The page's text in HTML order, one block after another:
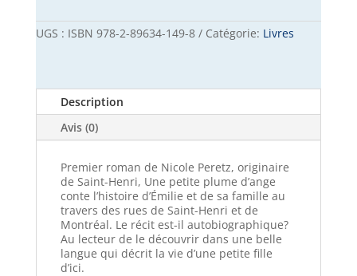
d’ange
UGS : ISBN 978-2-89634-149-8 Catégorie: Livres
Description
Avis (0)
Premier roman de Nicole Peretz, originaire
de Saint-Henri, Une petite plume d’ange
conte l’histoire d’Émilie et de sa famille au
travers des rues de Saint-Henri et de
Montréal. Le récit est-il autobiographique?
Au lecteur de le découvrir dans une belle
langue qui décrit la vie d’une petite fille
d’ici.